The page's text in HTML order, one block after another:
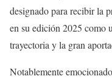
designado para recibir la
en su edición 2025 como
trayectoria y la gran
Notablemente